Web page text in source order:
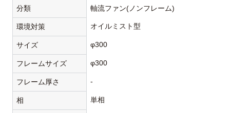
分類 軸流ファン(ノンフレーム)
環境対策 オイルミスト型
サイズ φ300
フレームサイズ φ300
フレーム厚さ -
相 単相